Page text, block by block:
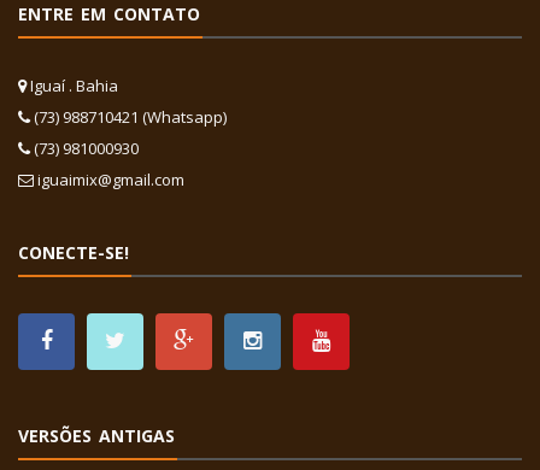
ENTRE EM CONTATO
Iguaí . Bahia
(73) 988710421 (Whatsapp)
(73) 981000930
iguaimix@gmail.com
CONECTE-SE!
VERSÕES ANTIGAS